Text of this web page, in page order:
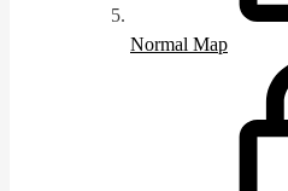
Normal Map